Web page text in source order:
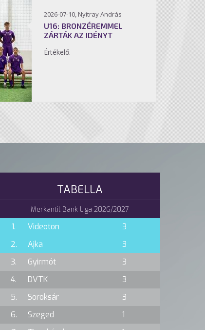
2026-07-10, Nyitray András
U16: BRONZÉREMMEL
ZÁRTÁK AZ IDÉNYT
Értékelő.
TABELLA
Merkantil Bank Liga 2026/2027
1. Videoton
3
2.
Ajka
3
3.
Gyirmót
3
4.
DVTK
3
5.
Soroksár
3
6.
Szeged
1